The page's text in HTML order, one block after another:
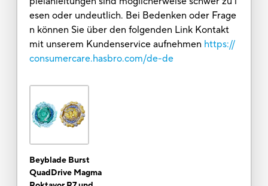
esen oder undeutlich. Bei Bedenken oder Frage
n können Sie über den folgenden Link Kontakt
mit unserem Kundenservice aufnehmen https://
consumercare.hasbro.com/de-de
Beyblade Burst
QuadDrive Magma